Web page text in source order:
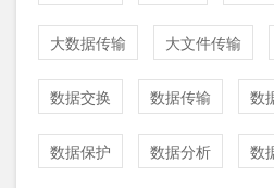
大数据传输 大文件传输
数据交换 数据传输 数
数据保护 数据分析 数